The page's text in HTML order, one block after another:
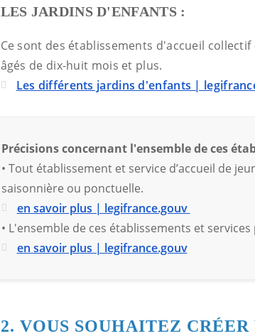
LES JARDINS D'ENFANTS :
Ce sont des établissements d'accueil
âgés de dix-huit mois et plus.
Les différents jardins d'enfants |
Précisions concernant l'ensemble de ces
• Tout établissement et service d’accueil de
saisonnière ou ponctuelle.
en savoir plus | legifrance.gouv
• L'ensemble de ces établissements et
en savoir plus | legifrance.gouv
2. VOUS SOUHAITEZ